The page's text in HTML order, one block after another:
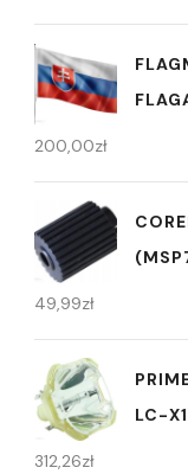
200,00zł
49,99zł
LC-
312,26zł